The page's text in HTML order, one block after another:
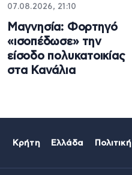
07.08.2026, 21:10
Μαγνησία: Φορτηγό
«ισοπέδωσε» την
είσοδο πολυκατοικίας
στα Κανάλια
Κρήτη Ελλάδα Πολιτική